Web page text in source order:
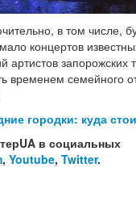
в том числе,
концертов
артистов запорожских
временем семейного
городки: куда
в социальных
, Youtube, Twitter.